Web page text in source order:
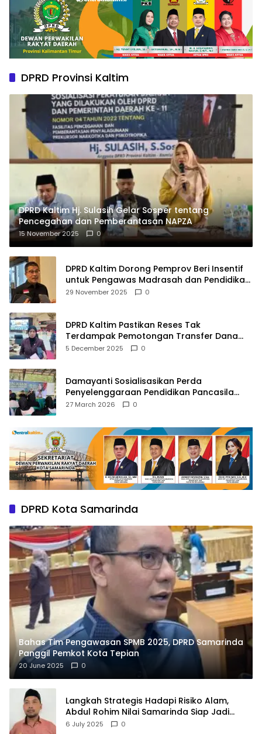
DPRD Provinsi Kaltim
DPRD Kaltim Hj. Sulasih Gelar Sosper tentang
Pencegahan dan Pemberantasan NAPZA
15 November 2025 0
DPRD Kaltim Dorong Pemprov Beri Insentif
untuk Pengawas Madrasah dan Pendidikan
Agama
29 November 2025 0
DPRD Kaltim Pastikan Reses Tak
Terdampak Pemotongan Transfer Dana
Pusat
5 December 2025 0
Damayanti Sosialisasikan Perda
Penyelenggaraan Pendidikan Pancasila
dan Wawasan Kebangsaan
27 March 2026 0
DPRD Kota Samarinda
Bahas Tim Pengawasan SPMB 2025, DPRD Samarinda
Panggil Pemkot Kota Tepian
20 June 2025 0
Langkah Strategis Hadapi Risiko Alam,
Abdul Rohim Nilai Samarinda Siap Jadi
Pusat Logistik Bencana Kalimantan
6 July 2025 0